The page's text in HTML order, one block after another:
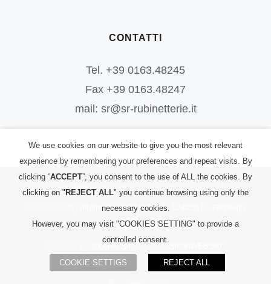
CONTATTI
Tel. +39 0163.48245
Fax +39 0163.48247
mail: sr@sr-rubinetterie.it
© 2026 S.R. Rubinetterie S.r.l. | All Rights Reserved | P.IVA:
Informativa PRIVACY|L. 124/2017 – Riepilogo
Sovvenzioni
We use cookies on our website to give you the most relevant
experience by remembering your preferences and repeat visits. By
clicking “ACCEPT”, you consent to the use of ALL the cookies. By
clicking on " REJECT ALL" you continue browsing using only the
necessary cookies.
However, you may visit "COOKIES SETTING" to provide a
controlled consent.
COOKIE SETTIGS REJECT ALL